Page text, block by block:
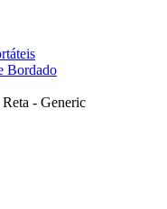
Bordado
- Generic